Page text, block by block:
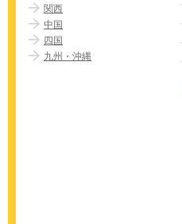
関西
中国
四国
九州・沖縄